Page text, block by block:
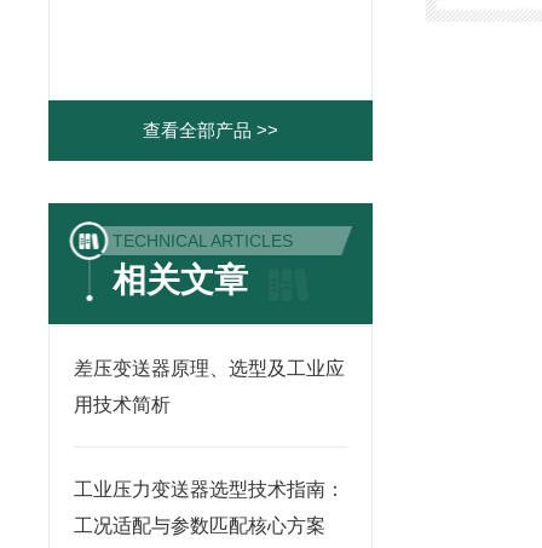
查看全部产品 >>
TECHNICAL ARTICLES
相关文章
差压变送器原理、选型及工业应
用技术简析
工业压力变送器选型技术指南：
工况适配与参数匹配核心方案